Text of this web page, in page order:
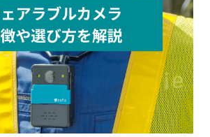
不足対策
Safieの機能
運営 DX
AIカメラ
ウェアラブルカメラ
屋外カメラ
隔臨場
Safie GOシリーズ
Entrance2
ズ
リアルなセーフィー活用事例
お役立ち資料
お問い合わせ